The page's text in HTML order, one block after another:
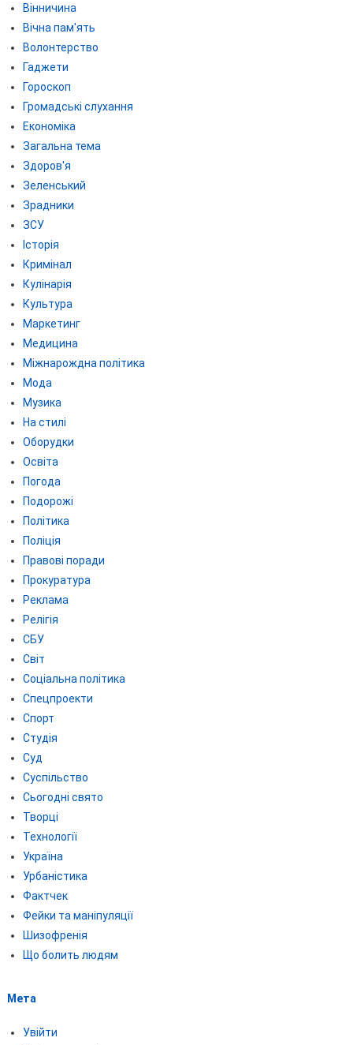
Вінничина
Вічна пам'ять
Волонтерство
Гаджети
Гороскоп
Громадські слухання
Економіка
Загальна тема
Здоров'я
Зеленський
Зрадники
ЗСУ
Історія
Кримінал
Кулінарія
Культура
Маркетинг
Медицина
Міжнарождна політика
Мода
Музика
На стилі
Оборудки
Освіта
Погода
Подорожі
Політика
Поліція
Правові поради
Прокуратура
Реклама
Релігія
СБУ
Світ
Соціальна політика
Спецпроекти
Спорт
Студія
Суд
Суспільство
Сьогодні свято
Творці
Технології
Україна
Урбаністика
Фактчек
Фейки та маніпуляції
Шизофренія
Що болить людям
Мета
Увійти